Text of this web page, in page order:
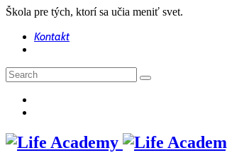
Škola pre tých, ktorí sa učia meniť svet.
Kontakt